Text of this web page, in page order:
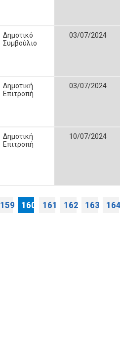
Δημοτικό
Συμβούλιο
03/07/2024
Δημοτική
Επιτροπή
03/07/2024
Δημοτική
Επιτροπή
10/07/2024
159 160 161 162 163